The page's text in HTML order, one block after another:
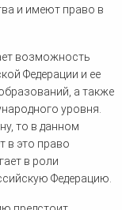
и имеют право в
возможность
Федерации и ее
а также
уровня.
то в данном
в это право
в роли
Федерацию.